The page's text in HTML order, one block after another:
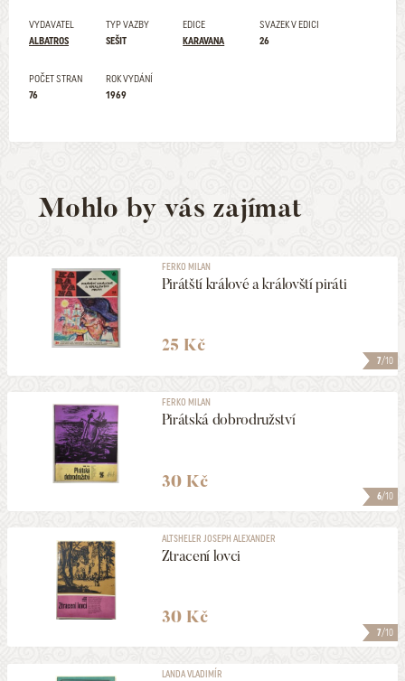
VYDAVATEL
ALBATROS
TYP VAZBY
SEŠIT
EDICE
KARAVANA
SVAZEK V EDICI
26
POČET STRAN
76
ROK VYDÁNÍ
1969
Mohlo by vás zajímat
7/10
FERKO MILAN
Pirátští králové a královští piráti
25 Kč
6/10
FERKO MILAN
Pirátská dobrodružství
30 Kč
7/10
ALTSHELER JOSEPH ALEXANDER
Ztracení lovci
30 Kč
LANDA VLADIMÍR